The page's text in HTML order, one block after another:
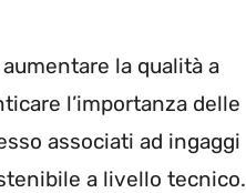
la qualità a
l’importanza delle
associati ad ingaggi
a livello tecnico.